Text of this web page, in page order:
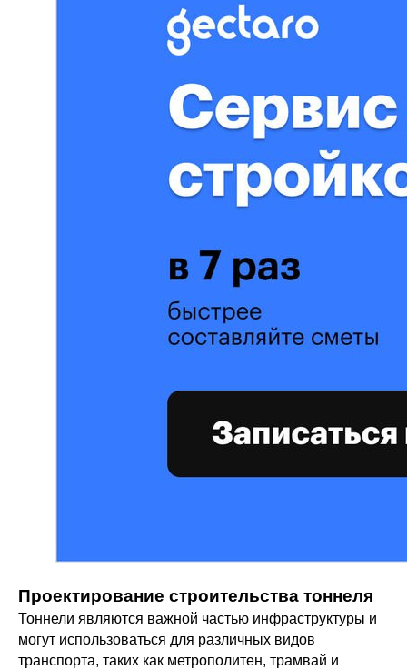
Проектирование строительства тоннеля
Тоннели являются важной частью инфраструктуры и
могут использоваться для различных видов
транспорта, таких как метрополитен, трамвай и